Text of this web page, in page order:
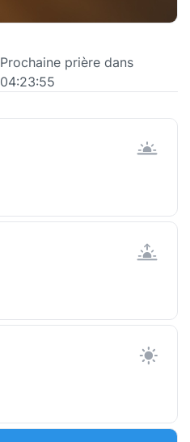
Prochaine prière dans
04:23:55